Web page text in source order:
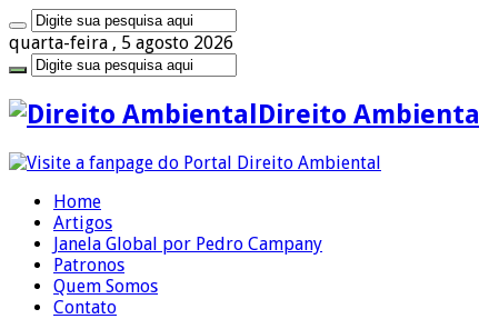
quarta-feira , 5 agosto 2026
Direito Ambiental
Home
Artigos
Janela Global por Pedro Campany
Patronos
Quem Somos
Contato